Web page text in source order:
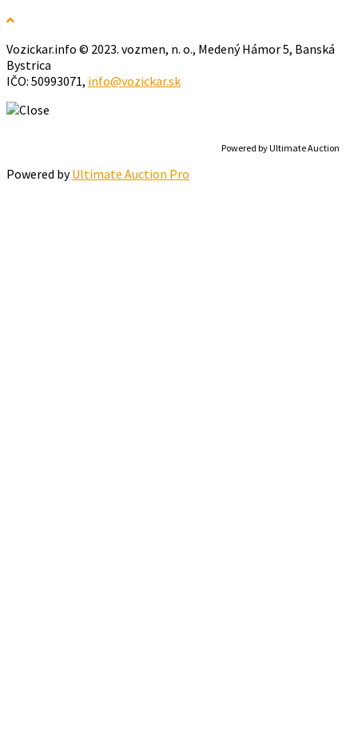
Vozickar.info © 2023. vozmen, n. o., Medený Hámor 5, Banská
Bystrica
IČO: 50993071, info@vozickar.sk
Powered by Ultimate Auction
Powered byUltimate Auction Pro